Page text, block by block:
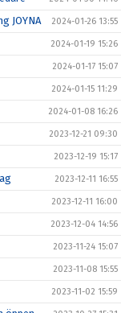
JOYNA 2024-01-26 13:55
2024-01-19 15:26
2024-01-17 15:07
2024-01-15 11:29
2024-01-08 16:26
2023-12-21 09:30
2023-12-19 15:17
2023-12-11 16:55
2023-12-11 16:00
2023-12-04 14:56
2023-11-24 15:07
2023-11-08 15:55
2023-11-02 15:59